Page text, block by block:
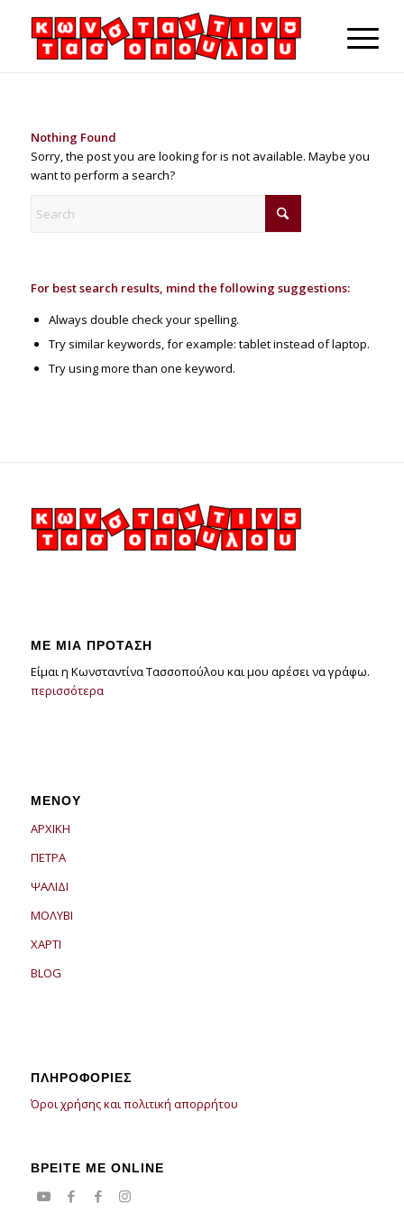
Nothing Found
Sorry, the post you are looking for is not available. Maybe you
want to perform a search?
For best search results, mind the following suggestions:
Always double check your spelling.
Try similar keywords, for example: tablet instead of laptop.
Try using more than one keyword.
ΜΕ ΜΙΑ ΠΡΟΤΑΣΗ
Είμαι η Κωνσταντίνα Τασσοπούλου και μου αρέσει να γράφω.
περισσότερα
ΜΕΝΟΥ
ΑΡΧΙΚΗ
ΠΕΤΡΑ
ΨΑΛΙΔΙ
ΜΟΛΥΒΙ
ΧΑΡΤΙ
BLOG
ΠΛΗΡΟΦΟΡΙΕΣ
Όροι χρήσης και πολιτική απορρήτου
ΒΡΕΙΤΕ ΜΕ ONLINE